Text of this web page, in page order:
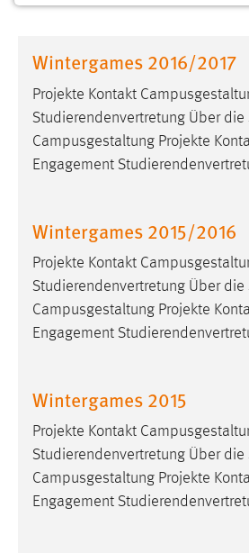
Wintergames 2016/2017
Projekte Kontakt
Studierendenvertretung Über
Campusgestaltung Projekte
Engagement
Wintergames 2015/2016
Projekte Kontakt
Studierendenvertretung Über
Campusgestaltung Projekte
Engagement
Wintergames 2015
Projekte Kontakt
Studierendenvertretung Über
Campusgestaltung Projekte
Engagement
Website erforderlich.
Einverständnis
Name: cookie_consent
Zweck:
Dieser Cookie
Cookie Laufzeit:
Performance
Name: staticfilecache
eingeloggt ist.
Sprachpräferenz
Name: site-language-